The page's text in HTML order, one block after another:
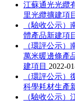
江蘇通光光纜
里光纜擴建項
（驗收公示
體產品新建項
（環評公示
萬米暖邊條產
建項目 2022-
（環評公示
科學耗材生產
（驗收公示